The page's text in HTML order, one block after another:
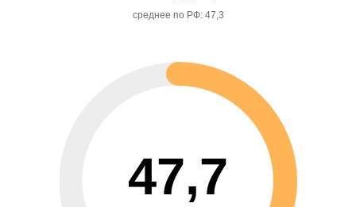
среднее по РФ: 47,3
47,7